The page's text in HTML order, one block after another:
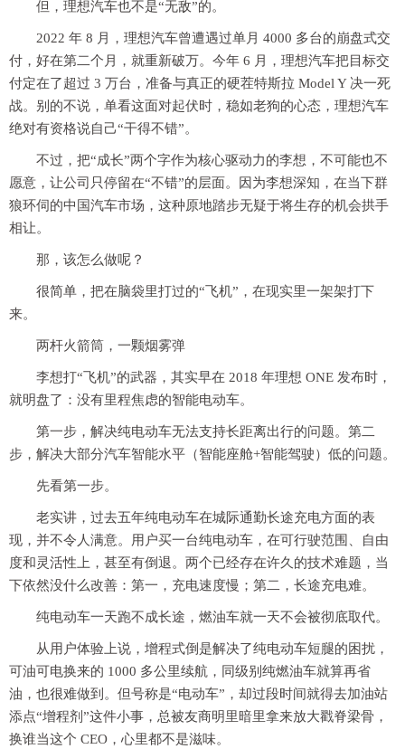
但，理想汽车也不是“无敌”的。
2022 年 8 月，理想汽车曾遭遇过单月 4000 多台的崩盘式交
付，好在第二个月，就重新破万。今年 6 月，理想汽车把目标交
付定在了超过 3 万台，准备与真正的硬茬特斯拉 Model Y 决一死
战。别的不说，单看这面对起伏时，稳如老狗的心态，理想汽车
绝对有资格说自己“干得不错”。
不过，把“成长”两个字作为核心驱动力的李想，不可能也不
愿意，让公司只停留在“不错”的层面。因为李想深知，在当下群
狼环伺的中国汽车市场，这种原地踏步无疑于将生存的机会拱手
相让。
那，该怎么做呢？
很简单，把在脑袋里打过的“飞机”，在现实里一架架打下
来。
两杆火箭筒，一颗烟雾弹
李想打“飞机”的武器，其实早在 2018 年理想 ONE 发布时，
就明盘了：没有里程焦虑的智能电动车。
第一步，解决纯电动车无法支持长距离出行的问题。第二
步，解决大部分汽车智能水平（智能座舱+智能驾驶）低的问题。
先看第一步。
老实讲，过去五年纯电动车在城际通勤长途充电方面的表
现，并不令人满意。用户买一台纯电动车，在可行驶范围、自由
度和灵活性上，甚至有倒退。两个已经存在许久的技术难题，当
下依然没什么改善：第一，充电速度慢；第二，长途充电难。
纯电动车一天跑不成长途，燃油车就一天不会被彻底取代。
从用户体验上说，增程式倒是解决了纯电动车短腿的困扰，
可油可电换来的 1000 多公里续航，同级别纯燃油车就算再省
油，也很难做到。但号称是“电动车”，却过段时间就得去加油站
添点“增程剂”这件小事，总被友商明里暗里拿来放大戳脊梁骨，
换谁当这个 CEO，心里都不是滋味。